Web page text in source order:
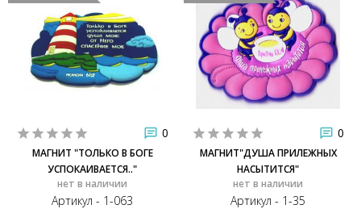
0
МАГНИТ "ТОЛЬКО В БОГЕ
УСПОКАИВАЕТСЯ.."
нет в наличии
Артикул - 1-063
0
МАГНИТ"ДУША ПРИЛЕЖНЫХ
НАСЫТИТСЯ"
нет в наличии
Артикул - 1-35